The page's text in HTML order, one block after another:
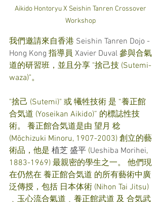
Aikido Hontoryu X Seishin Tanren Crossover
Workshop
我們邀請來自香港 Seishin Tanren Dojo -
Hong Kong 指導員 Xavier Duval 參與合氣
道的研習班，並且分享 "捨己技 (Sutemi-
waza)"。
"捨己 (Sutemi)" 或 犧牲技術 是 “養正館
合気道 (Yoseikan Aikido)” 的標誌性技
術。 養正館合気道是由 望月 稔
(Mōchizuki Minoru, 1907-2003) 創立的藝
術品，他是 植芝 盛平 (Ueshiba Morihei,
1883-1969) 最親密的學生之一。 他們現
在仍然在 養正館合気道 的所有藝術中廣
泛傳授，包括 日本体術 (Nihon Tai Jitsu)
﹑玉心流合氣道﹑養正館武道 及 合気武